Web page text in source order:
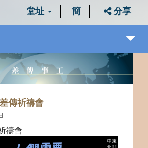
堂址 簡 分享
傳祈禱會
禱會